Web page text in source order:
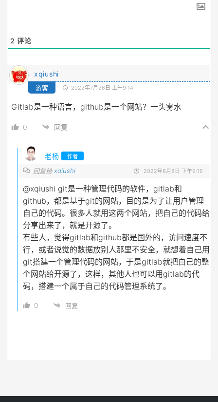
2 评论
xqiushi
游客 2022年7月26日 上午9:14
Gitlab是一种语言，github是一个网站？一头雾水
0 回复
老杨 作者
回复给xqiushi 2022年8月8日 下午9:16
@xqiushi git是一种管理代码的软件，gitlab和
github，都是基于git的网站，目的是为了让用户管理
自己的代码。很多人就用这两个网站，把自己的代码给
分享出来了，就是开源了。
有些人，觉得gitlab和github都是国外的，访问速度不
行，或者说觉的数据放别人那里不安全，就想着自己用
git搭建一个管理代码的网站，于是gitlab就把自己的整
个网站给开源了，这样，其他人也可以用gitlab的代
码，搭建一个属于自己的代码管理系统了。
0 回复